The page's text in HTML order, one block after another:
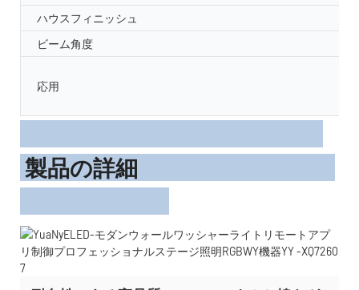
ハウスフィニッシュ
ビーム角度
応用
製品の詳細